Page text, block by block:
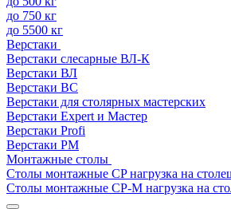
до 750 кг
до 5500 кг
Верстаки
Верстаки слесарные ВЛ-К
Верстаки ВЛ
Верстаки ВС
Верстаки для столярных мастерских
Верстаки Expert и Мастер
Верстаки Profi
Верстаки РМ
Монтажные столы
Столы монтажные СP нагрузка на
Столы монтажные СР-М нагрузка на